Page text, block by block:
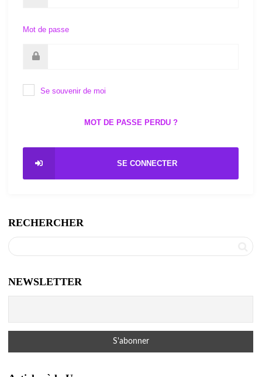
Mot de passe
Se souvenir de moi
MOT DE PASSE PERDU ?
SE CONNECTER
RECHERCHER
NEWSLETTER